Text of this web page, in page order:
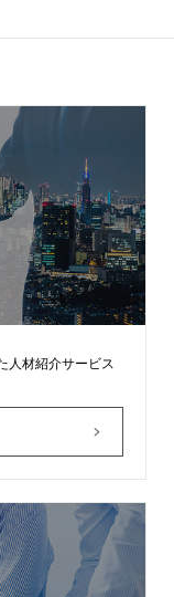
人材紹介サービス